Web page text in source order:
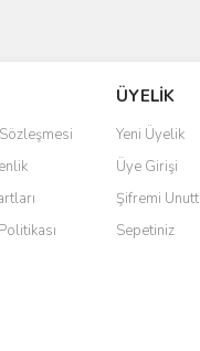
ÜYELİK
Yeni Üyelik
Üye Girişi
Şifremi
Sepetiniz